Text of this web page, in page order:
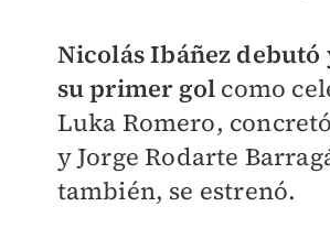
Nicolás Ibáñez debutó
su primer gol como
Luka Romero,
y Jorge Rodarte
también, se estrenó.